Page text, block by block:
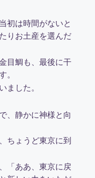
初は時間がないと
りお土産を選んだ
目鯛も、最後に干
。
ました。
、静かに神様と向
ちょうど東京に到
「ああ、東京に戻